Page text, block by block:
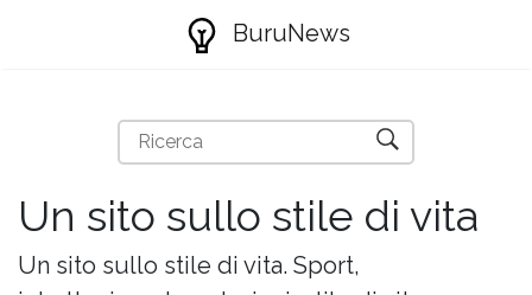
BuruNews
Un sito sullo stile di vita
Un sito sullo stile di vita. Sport,